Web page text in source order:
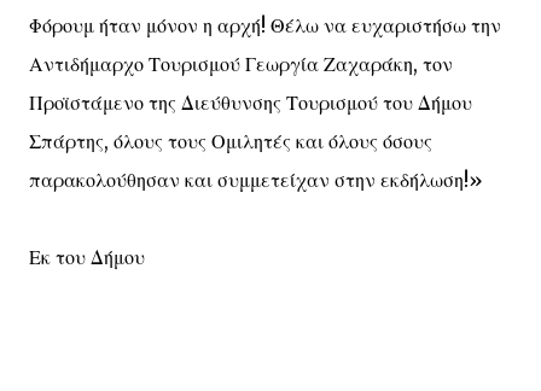
Φόρουμ ήταν μόνον η αρχή! Θέλω να ευχαριστήσω την
Αντιδήμαρχο Τουρισμού Γεωργία Ζαχαράκη, τον
Προϊστάμενο της Διεύθυνσης Τουρισμού του Δήμου
Σπάρτης, όλους τους Ομιλητές και όλους όσους
παρακολούθησαν και συμμετείχαν στην εκδήλωση!»
Εκ του Δήμου